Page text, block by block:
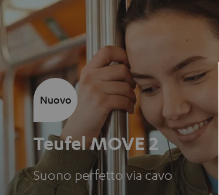
Teufel MOVE 2
Suono perfetto via cavo
Nuovo